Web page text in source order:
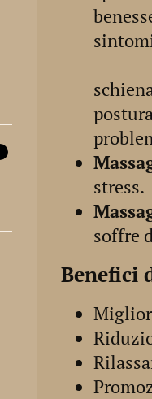
stress.
soffre
Benefici